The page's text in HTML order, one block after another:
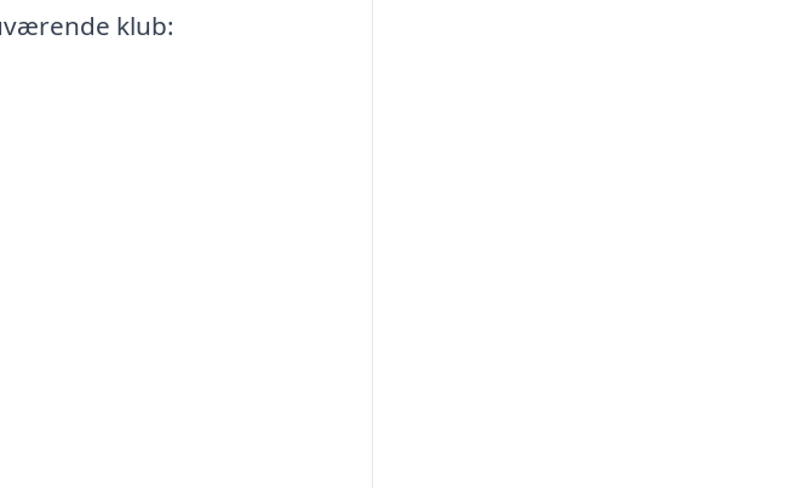
klub: